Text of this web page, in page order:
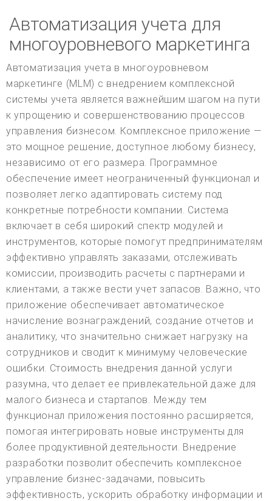
Автоматизация учета для
многоуровневого маркетинга
Автоматизация учета в многоуровневом
маркетинге (MLM) с внедрением комплексной
системы учета является важнейшим шагом на пути
к упрощению и совершенствованию процессов
управления бизнесом. Комплексное приложение —
это мощное решение, доступное любому бизнесу,
независимо от его размера. Программное
обеспечение имеет неограниченный функционал и
позволяет легко адаптировать систему под
конкретные потребности компании. Система
включает в себя широкий спектр модулей и
инструментов, которые помогут предпринимателям
эффективно управлять заказами, отслеживать
комиссии, производить расчеты с партнерами и
клиентами, а также вести учет запасов. Важно, что
приложение обеспечивает автоматическое
начисление вознаграждений, создание отчетов и
аналитику, что значительно снижает нагрузку на
сотрудников и сводит к минимуму человеческие
ошибки. Стоимость внедрения данной услуги
разумна, что делает ее привлекательной даже для
малого бизнеса и стартапов. Между тем
функционал приложения постоянно расширяется,
помогая интегрировать новые инструменты для
более продуктивной деятельности. Внедрение
разработки позволит обеспечить комплексное
управление бизнес-задачами, повысить
эффективность, ускорить обработку информации и